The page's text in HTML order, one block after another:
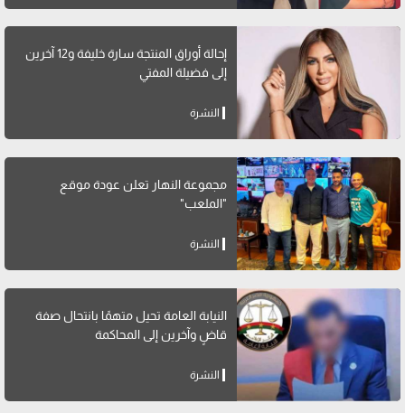
إحالة أوراق المنتجة سارة خليفة و12 آخرين
إلى فضيلة المفتي
النشرة
مجموعة النهار تعلن عودة موقع
"الملعب"
النشرة
النيابة العامة تحيل متهمًا بانتحال صفة
قاضٍ وآخرين إلى المحاكمة
النشرة